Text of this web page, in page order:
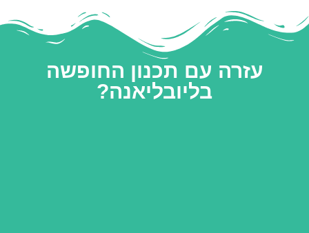
עזרה עם תכנון החופשה
בליובליאנה?